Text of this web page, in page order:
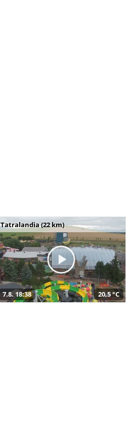
Tatralandia (22 km)
7.8. 18:38 20,5 °C